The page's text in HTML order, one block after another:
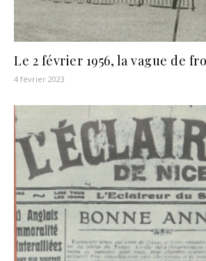
Le 2 février 1956, la vague de
4 février 2023